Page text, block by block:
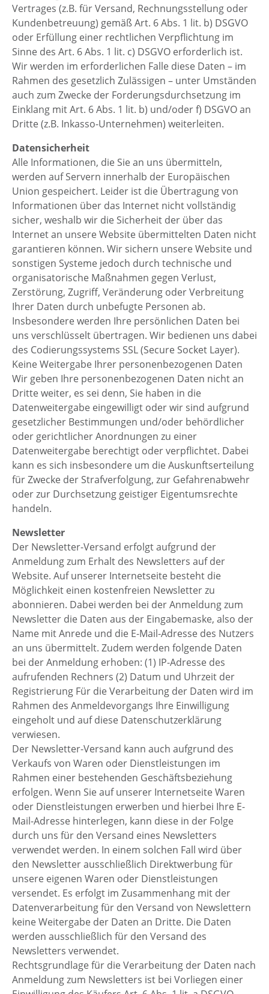
Vertrages (z.B. für Versand, Rechnungsstellung oder
Kundenbetreuung) gemäß Art. 6 Abs. 1 lit. b) DSGVO
oder Erfüllung einer rechtlichen Verpflichtung im
Sinne des Art. 6 Abs. 1 lit. c) DSGVO erforderlich ist.
Wir werden im erforderlichen Falle diese Daten – im
Rahmen des gesetzlich Zulässigen – unter Umständen
auch zum Zwecke der Forderungsdurchsetzung im
Einklang mit Art. 6 Abs. 1 lit. b) und/oder f) DSGVO an
Dritte (z.B. Inkasso-Unternehmen) weiterleiten.
Datensicherheit
Alle Informationen, die Sie an uns übermitteln,
werden auf Servern innerhalb der Europäischen
Union gespeichert. Leider ist die Übertragung von
Informationen über das Internet nicht vollständig
sicher, weshalb wir die Sicherheit der über das
Internet an unsere Website übermittelten Daten nicht
garantieren können. Wir sichern unsere Website und
sonstigen Systeme jedoch durch technische und
organisatorische Maßnahmen gegen Verlust,
Zerstörung, Zugriff, Veränderung oder Verbreitung
Ihrer Daten durch unbefugte Personen ab.
Insbesondere werden Ihre persönlichen Daten bei
uns verschlüsselt übertragen. Wir bedienen uns dabei
des Codierungssystems SSL (Secure Socket Layer).
Keine Weitergabe Ihrer personenbezogenen Daten
Wir geben Ihre personenbezogenen Daten nicht an
Dritte weiter, es sei denn, Sie haben in die
Datenweitergabe eingewilligt oder wir sind aufgrund
gesetzlicher Bestimmungen und/oder behördlicher
oder gerichtlicher Anordnungen zu einer
Datenweitergabe berechtigt oder verpflichtet. Dabei
kann es sich insbesondere um die Auskunftserteilung
für Zwecke der Strafverfolgung, zur Gefahrenabwehr
oder zur Durchsetzung geistiger Eigentumsrechte
handeln.
Newsletter
Der Newsletter-Versand erfolgt aufgrund der
Anmeldung zum Erhalt des Newsletters auf der
Website. Auf unserer Internetseite besteht die
Möglichkeit einen kostenfreien Newsletter zu
abonnieren. Dabei werden bei der Anmeldung zum
Newsletter die Daten aus der Eingabemaske, also der
Name mit Anrede und die E-Mail-Adresse des Nutzers
an uns übermittelt. Zudem werden folgende Daten
bei der Anmeldung erhoben: (1) IP-Adresse des
aufrufenden Rechners (2) Datum und Uhrzeit der
Registrierung Für die Verarbeitung der Daten wird im
Rahmen des Anmeldevorgangs Ihre Einwilligung
eingeholt und auf diese Datenschutzerklärung
verwiesen.
Der Newsletter-Versand kann auch aufgrund des
Verkaufs von Waren oder Dienstleistungen im
Rahmen einer bestehenden Geschäftsbeziehung
erfolgen. Wenn Sie auf unserer Internetseite Waren
oder Dienstleistungen erwerben und hierbei Ihre E-
Mail-Adresse hinterlegen, kann diese in der Folge
durch uns für den Versand eines Newsletters
verwendet werden. In einem solchen Fall wird über
den Newsletter ausschließlich Direktwerbung für
unsere eigenen Waren oder Dienstleistungen
versendet. Es erfolgt im Zusammenhang mit der
Datenverarbeitung für den Versand von Newslettern
keine Weitergabe der Daten an Dritte. Die Daten
werden ausschließlich für den Versand des
Newsletters verwendet.
Rechtsgrundlage für die Verarbeitung der Daten nach
Anmeldung zum Newsletters ist bei Vorliegen einer